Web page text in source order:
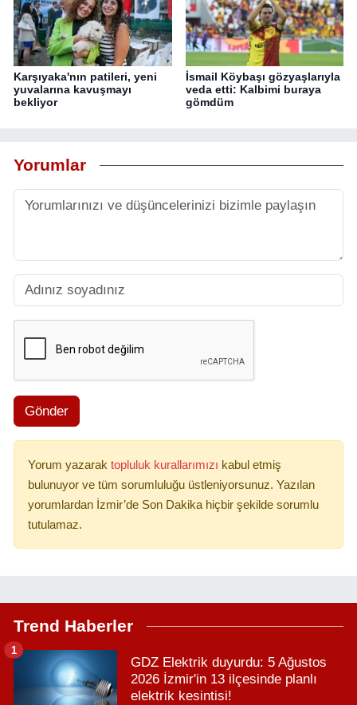
Karşıyaka'nın patileri, yeni
yuvalarına kavuşmayı
bekliyor
İsmail Köybaşı gözyaşlarıyla
veda etti: Kalbimi buraya
gömdüm
Yorumlar
Gönder
Yorum yazarak topluluk kurallarımızı kabul etmiş
bulunuyor ve tüm sorumluluğu üstleniyorsunuz. Yazılan
yorumlardan İzmir’de Son Dakika hiçbir şekilde sorumlu
tutulamaz.
Trend Haberler
GDZ Elektrik duyurdu: 5 Ağustos
2026 İzmir'in 13 ilçesinde planlı
elektrik kesintisi!
1